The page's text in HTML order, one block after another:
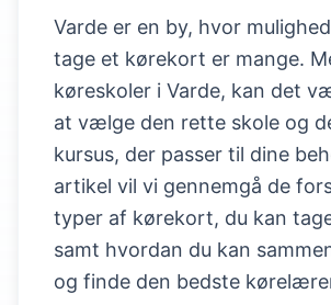
Varde er en by, hvor
tage et kørekort er mange.
køreskoler i Varde, kan det
at vælge den rette skole og
kursus, der passer til dine
artikel vil vi gennemgå de
typer af kørekort, du kan
samt hvordan du kan
og finde den bedste